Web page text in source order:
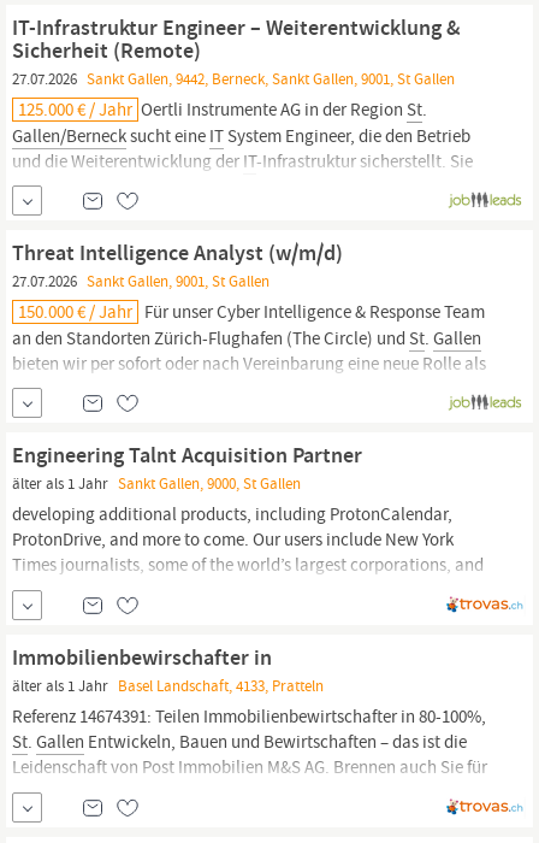
IT-Infrastruktur Engineer – Weiterentwicklung &
Sicherheit (Remote)
27.07.2026 Sankt Gallen, 9442, Berneck, Sankt Gallen, 9001, St Gallen
125.000 € / Jahr Oertli Instrumente AG in der Region St.
Gallen/Bernecksucht eine IT System Engineer, die den Betrieb
und die Weiterentwicklung der IT-Infrastruktur sicherstellt. Sie
arbeiten an Server-, Netzwerk- und Security-Themen und tragen
zur Optimierung von Prozessen bei. Zu den Aufgaben gehören
Monitoring, Störungsanalyse, Backup/Restore sowie Mitarbeit in
IT
Threat Intelligence Analyst (w/m/d)
27.07.2026 Sankt Gallen, 9001, St Gallen
150.000 € / Jahr Für unser Cyber Intelligence & Response Team
an den Standorten Zürich-Flughafen (The Circle) und St. Gallen
bieten wir per sofort oder nach Vereinbarung eine neue Rolle als
Threat Intelligence Analyst (w/m/d) an. Was erwartet dich?
Analyse und Bewertung aktueller Cyber-Bedrohungen,
Engineering Talnt Acquisition Partner
älter als 1 Jahr Sankt Gallen, 9000, St Gallen
developing additional products, including ProtonCalendar,
ProtonDrive, and more to come. Our users include New York
Times journalists, some of the world’s largest corporations, and
millions of ordinary citizens. The world is adopting our products
at an accelerating pace. Whether
’s in New York, or at the front
Immobilienbewirschafter in
älter als 1 Jahr Basel Landschaft, 4133, Pratteln
Referenz 14674391: Teilen Immobilienbewirtschafter in 80-100%,
St. Gallen Entwickeln, Bauen und Bewirtschaften – das ist die
Leidenschaft von Post Immobilien M&S AG. Brennen auch Sie für
die Vermietung / Bewirtschaftung von Immobilien und wollen uns
bei zukünftigen Herausforderungen in diesem Fachgebiet